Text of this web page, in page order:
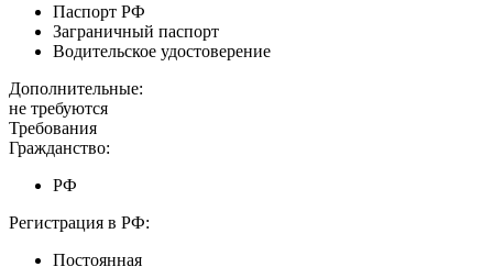
Паспорт РФ
Заграничный паспорт
Водительское удостоверение
Дополнительные:
не требуются
Требования
Гражданство:
РФ
Регистрация в РФ:
Постоянная